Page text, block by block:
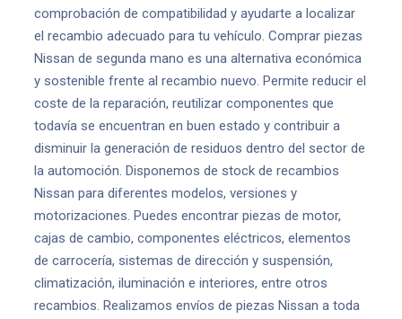
comprobación de compatibilidad y ayudarte a localizar
el recambio adecuado para tu vehículo. Comprar piezas
Nissan de segunda mano es una alternativa económica
y sostenible frente al recambio nuevo. Permite reducir el
coste de la reparación, reutilizar componentes que
todavía se encuentran en buen estado y contribuir a
disminuir la generación de residuos dentro del sector de
la automoción. Disponemos de stock de recambios
Nissan para diferentes modelos, versiones y
motorizaciones. Puedes encontrar piezas de motor,
cajas de cambio, componentes eléctricos, elementos
de carrocería, sistemas de dirección y suspensión,
climatización, iluminación e interiores, entre otros
recambios. Realizamos envíos de piezas Nissan a toda